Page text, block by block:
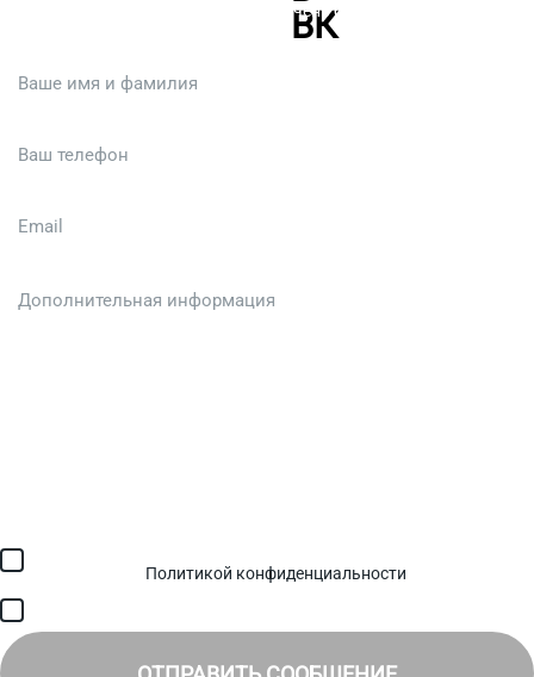
Или кратко опишите ситуацию. Мы очень быстро свяжемся с вами
Политикой конфиденциальности